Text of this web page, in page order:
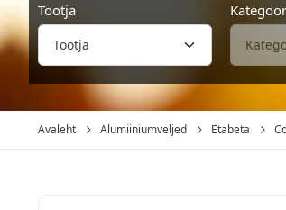
Tootja
Avaleht Alumiiniumveljed Etabeta